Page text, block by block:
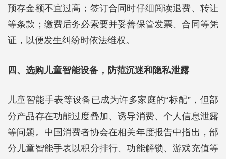
预存金额不宜过高；签订合同时仔细阅读退费、转让
等条款；缴费后务必索要并妥善保管发票、合同等凭
证，以便发生纠纷时依法维权。
四、选购儿童智能设备，防范沉迷和隐私泄露
儿童智能手表等设备已成为许多家庭的“标配”，但部
分产品存在功能过度叠加、诱导消费、个人信息泄露
等问题。中国消费者协会在相关年度报告中指出，部
分儿童智能手表以积分排行、功能解锁、游戏充值等